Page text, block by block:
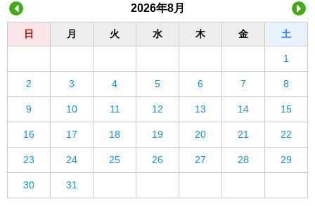
2026年8月
日 月 火 水 木 金 土
1
2 3 4 5 6 7 8
9 10 11 12 13 14 15
16 17 18 19 20 21 22
23 24 25 26 27 28 29
30 31